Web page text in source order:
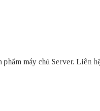
phẩm máy chủ Server. Liên